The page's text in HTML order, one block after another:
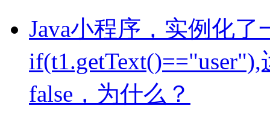
Java小程序，实例化了
false，为什么？